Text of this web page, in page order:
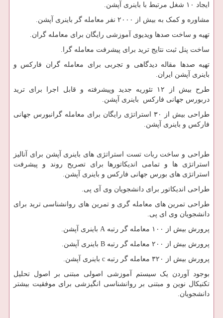
ایجاد ۱۰ شغل مرتبط با باینری آپشن.
مشاوره و کمک به بیش از ۲۰۰۰ نفر معامله گر باینری آپشن.
تهیه و ساخت صدها ویدیوی آموزشی رایگان برای معامله گران.
ساخت پنل ثبت نتایج ترید برای پیشرفت معامله گرا.
تهیه صدها مقاله دیدگاهی و تجربی برای معامله گران فارکس و
باینری آپشن ایران.
طرح بیش از ۱۲ تئوریه جدید وپیشرفته و قابل اجرا برای ترید
دربورس جهانی فارکس باینری آپشن.
طراحی بیش از ۳۰ استراتژی رایگان برای معامله گرانبورس جهانی
فارکس و باینری آپشن.
طراحی و ساخت ربات تست استراتژی های باینری آپشن برای آنالیز
استراتژی ها و تمامی اندیکاتورها برای تصریح روند و پیشرفت
استراتژی های بورس جهانی فارکس و باینری آپشن.
طراحی اندیکاتور برای دانشجویان وی آی پی.
طراحی تمرین های معامله گری و تمرین های روانشناسی ترید برای
دانشجویان وی ای پی.
پرورش بیش از ۱۰۰ معامله گر رتبه A باینری آپشن.
پرورش بیش از ۲۰۰ معامله گر رتبه B باینری آپشن.
پرورش بیش از ۳۲۰ معامله گر رتبه c باینری آپشن.
بوجود آوردن یک سیستم آموزشی اصولی مبتنی بر اصول تحلیل
تکنیکال نوین و مبتنی بر روانشناسی انگیزشی برای موفقیت بیشتر
دانشجویان.